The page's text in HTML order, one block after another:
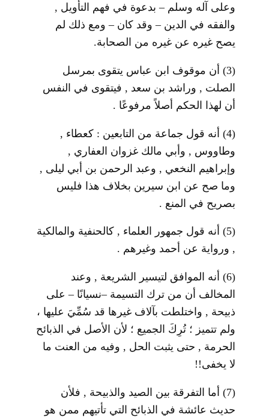
وعلى آله وسلم – بدعوة في فهم التأويل ,
والفقه في الدين – وقد كان – ومع ذلك لم
يصح غيره عن غيره من الصحابة.
(3) أن موقوف ابن عباس يتقوى بمرسل
الصلت , وراشد بن سعد , فيتقوى في النفس
أن لهذا الحكم أصلاً مرفوعًا .
(4) أنه قول جماعة من التابعين : كعطاء ,
وطاووس , وأبي مالك غزوان العفاري ,
وإبراهيم النخعي , وعبد الرحمن بن أبي ليلى ,
وما صح عن ابن سيرين بخلاف هذا فليس
بصريح في المنع .
(5) أنه قول جمهور العلماء , كالحنفية والمالكية
, ورواية عن أحمد وغيرهم .
(6) أنه الموافق لتيسير الشريعة , وعند
المخالف أن من ترك التسيمة –نسيانًا – على
ذبيحة , واختلطت بآلاف غيرها قد سُمِّيَ عليها ،
ولم تتميز ؛ تُرِكَ الجميع ؛ لأن الأصل في الذبائح
الحرمة , حتى يثبت الحل , وفيه من العنت ما
لا يخفى!!
(7) أما التفرقة بين الصيد والذبيحة , فلأن
حديث عائشة في الذبائح التي تأتيهم ممن هو